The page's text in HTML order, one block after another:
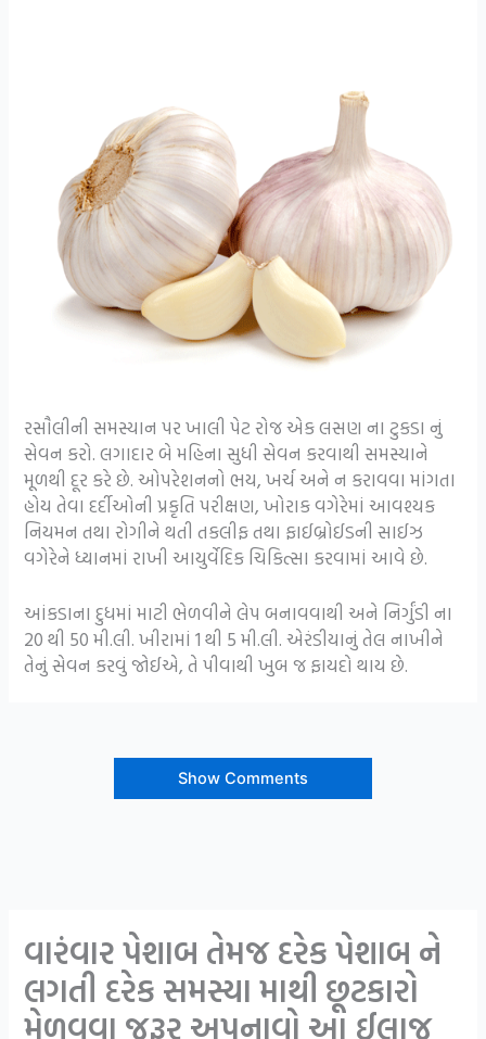
રસૌલીની સમસ્યાન પર ખાલી પેટ રોજ એક લસણ ના ટુકડા નું
સેવન કરો. લગાદાર બે મહિના સુધી સેવન કરવાથી સમસ્યાને
મૂળથી દૂર કરે છે. ઓપરેશનનો ભય, ખર્ચ અને ન કરાવવા માંગતા
હોય તેવા દર્દીઓની પ્રકૃતિ પરીક્ષણ, ખોરાક વગેરેમાં આવશ્યક
નિયમન તથા રોગીને થતી તકલીફ તથા ફાઈબ્રોઈડની સાઈઝ
વગેરેને ધ્યાનમાં રાખી આયુર્વેદિક ચિકિત્સા કરવામાં આવે છે.
આંકડાના દુધમાં માટી ભેળવીને લેપ બનાવવાથી અને નિર્ગુંડી ના
20 થી 50 મી.લી. ખીરામાં 1 થી 5 મી.લી. એરંડીયાનું તેલ નાખીને
તેનું સેવન કરવું જોઈએ, તે પીવાથી ખુબ જ ફાયદો થાય છે.
Show Comments
વારંવાર પેશાબ તેમજ દરેક પેશાબ ને
લગતી દરેક સમસ્યા માથી છૂટકારો
મેળવવા જરૂર અપનાવો આ ઈલાજ